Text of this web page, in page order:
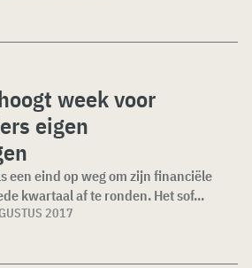
week voor
eigen
een eind op weg om zijn financiële
kwartaal af te ronden. Het sof...
2017